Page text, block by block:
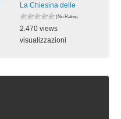
La Chiesina delle Rose a Forio
(No Ratings Yet)
2.470 views
visualizzazioni